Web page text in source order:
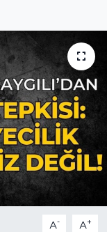
A- A+